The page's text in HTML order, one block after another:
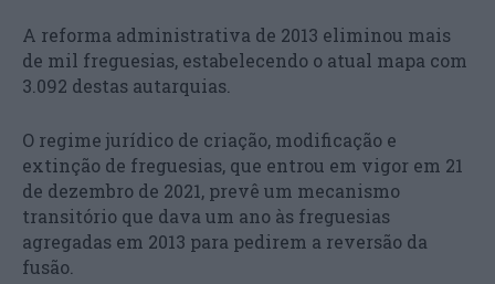
A reforma administrativa de 2013 eliminou mais
de mil freguesias, estabelecendo o atual mapa com
3.092 destas autarquias.
O regime jurídico de criação, modificação e
extinção de freguesias, que entrou em vigor em 21
de dezembro de 2021, prevê um mecanismo
transitório que dava um ano às freguesias
agregadas em 2013 para pedirem a reversão da
fusão.